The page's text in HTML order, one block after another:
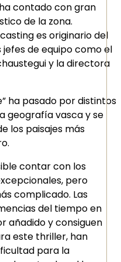
contado con gran
de la zona.
es originario del
jefes de equipo como el
y la directora
ha pasado por distintos
geografía vasca y se
los paisajes más
contar con los
pero
complicado. Las
del tiempo en
añadido y consiguen
este thriller, han
para la